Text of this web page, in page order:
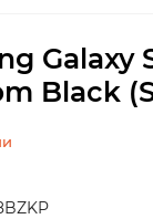
Galaxy
Black